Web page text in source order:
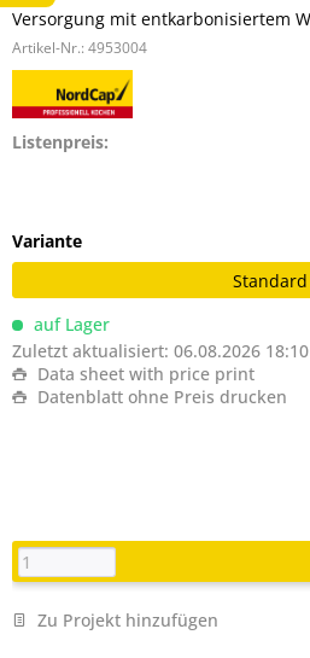
Versorgung mit entkarbonisiertem
Artikel-Nr.: 4953004
Listenpreis:
Variante
Standard
auf Lager
Zuletzt aktualisiert: 06.08.2026 18:10
Data sheet with price print
Datenblatt ohne Preis drucken
Zu Projekt hinzufügen